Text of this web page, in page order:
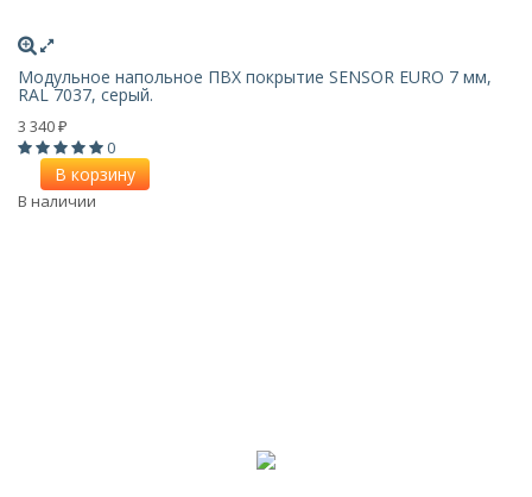
Модульное напольное ПВХ покрытие SENSOR EURO 7 мм,
RAL 7037, серый.
3 340 ₽
0
В корзину
В наличии